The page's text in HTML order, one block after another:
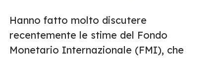
Hanno fatto molto discutere
recentemente le stime del Fondo
Monetario Internazionale (FMI), che